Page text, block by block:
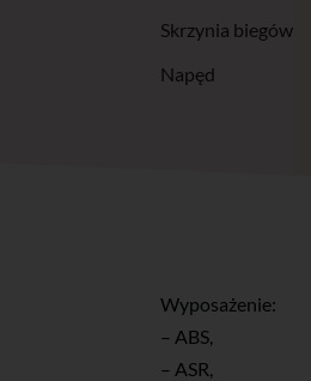
Skrzynia biegów
Napęd
Wyposażenie:
– ABS,
– ASR,